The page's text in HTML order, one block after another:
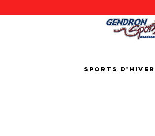
Sports d'hiver